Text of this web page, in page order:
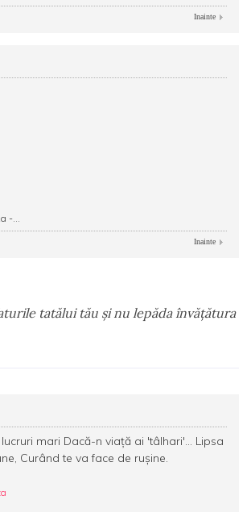
Inainte
-...
Inainte
tatălui tău şi nu lepăda învăţătura
mari Dacă-n viaţă ai 'tâlhari'... Lipsa
Curând te va face de ruşine.